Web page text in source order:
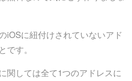
iOSに紐付けされていないアド
です。
関しては全て1つのアドレスに